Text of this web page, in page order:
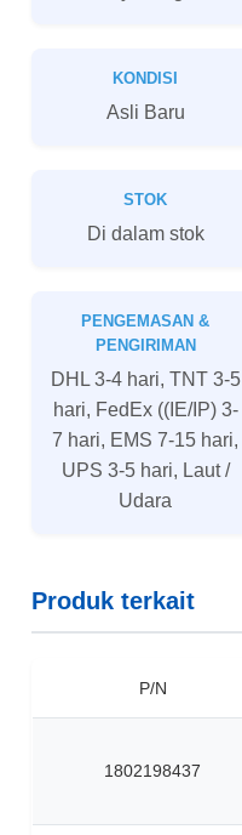
KONDISI
Asli Baru
STOK
Di dalam stok
PENGEMASAN &
PENGIRIMAN
DHL 3-4 hari, TNT 3-5
hari, FedEx ((IE/IP) 3-
7 hari, EMS 7-15 hari,
UPS 3-5 hari, Laut /
Udara
Produk terkait
P/N
1802198437